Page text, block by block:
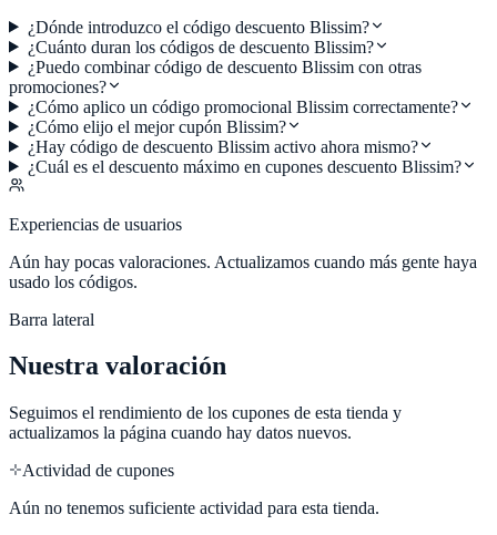
¿Dónde introduzco el código descuento Blissim?
¿Cuánto duran los códigos de descuento Blissim?
¿Puedo combinar código de descuento Blissim con otras
promociones?
¿Cómo aplico un código promocional Blissim correctamente?
¿Cómo elijo el mejor cupón Blissim?
¿Hay código de descuento Blissim activo ahora mismo?
¿Cuál es el descuento máximo en cupones descuento Blissim?
Experiencias de usuarios
Aún hay pocas valoraciones. Actualizamos cuando más gente haya
usado los códigos.
Barra lateral
Nuestra valoración
Seguimos el rendimiento de los cupones de esta tienda y
actualizamos la página cuando hay datos nuevos.
Actividad de cupones
Aún no tenemos suficiente actividad para esta tienda.